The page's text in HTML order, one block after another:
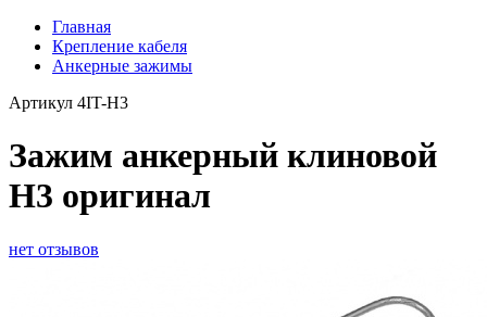
Главная
Крепление кабеля
Анкерные зажимы
Артикул 4IT-Н3
Зажим анкерный клиновой
Н3 оригинал
нет отзывов